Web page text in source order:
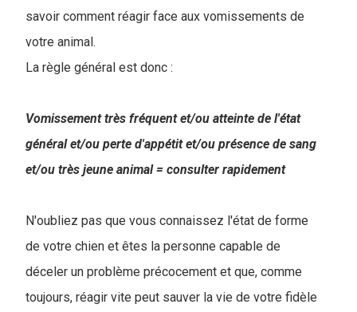
savoir comment réagir face aux vomissements de
votre animal.
La règle général est donc :
Vomissement très fréquent et/ou atteinte de l'état
général et/ou perte d'appétit et/ou présence de sang
et/ou très jeune animal = consulter rapidement
N'oubliez pas que vous connaissez l'état de forme
de votre chien et êtes la personne capable de
déceler un problème précocement et que, comme
toujours, réagir vite peut sauver la vie de votre fidèle